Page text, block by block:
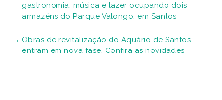
gastronomia, música e lazer ocupando dois
armazéns do Parque Valongo, em Santos
Obras de revitalização do Aquário de Santos
entram em nova fase. Confira as novidades